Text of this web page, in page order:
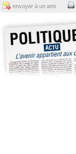
envoyer à un ami